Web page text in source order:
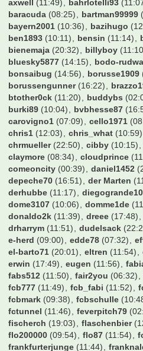
axwell (11:49) bahrlotelli93
baracuda (08:25) bartman99999
bayern2001 (10:36) bazihugo
ben1893 (10:11) bensin (11:14)
bienemaja (20:32) billyboy
bluesky5877 (14:15) bodo-
bonsaibug (14:56) borusse1909
borussengunner (16:22)
btother0ck (11:20) buddybs
burki89 (10:04) bvbhesse87
carovigno1 (07:09) cello1971
chris1 (12:03) chris_what (10:59)
chrmueller (22:50) cibby (10:15)
claymore (08:34) cloudprince
comeoncity (00:39) daniel1452
depeche70 (16:51) der Marten
derhubbe (11:17) diegogrande10
dome3107 (10:06) domme1de
donaldo2k (11:39) dreee (17:48)
drharrym (11:51) dudelsack
e-herd (09:00) edde78 (07:32)
el-barto71 (20:01) eltren (11:54)
erwin (17:49) eugen (11:56)
fabs512 (11:50) fair2you (06:32)
fcb777 (11:49) fcb_fabi (11:52)
fcbmark (09:38) fcbschulle
fctunnel (11:46) feverpitch79
fischerch (19:03) flaschenbier
flo200000 (09:54) flo87 (11:54)